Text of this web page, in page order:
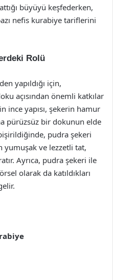
büyüyü keşfederken,
nefis kurabiye tariflerini
Rolü
yapıldığı için,
açısından önemli katkılar
ince yapısı, şekerin hamur
pürüzsüz bir dokunun elde
pudra şekeri
yumuşak ve lezzetli tat,
Ayrıca, pudra şekeri ile
olarak da katıldıkları